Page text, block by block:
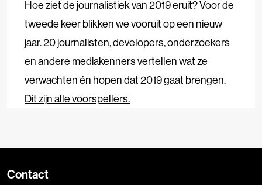
Hoe ziet de journalistiek van 2019 eruit? Voor de
tweede keer blikken we vooruit op een nieuw
jaar. 20 journalisten, developers, onderzoekers
en andere mediakenners vertellen wat ze
verwachten én hopen dat 2019 gaat brengen.
Dit zijn alle voorspellers.
Contact